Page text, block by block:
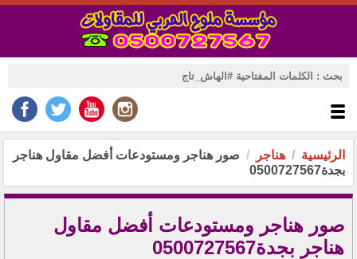
الرئيسية هناجر
صور هناجر ومستودعات أفضل مقاول هناجر
بجدة‎0500727567‎
صور هناجر ومستودعات أفضل مقاول
هناجر بجدة‎0500727567‎